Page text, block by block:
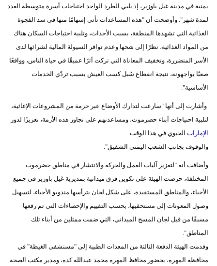
مدوَّنات
أبراج
فيديو
يمنية في مدينة غيل باوزير، إذ يلبي الطرد الواحد احتياجات أسرة متوسطة العدد
لمدة شهر". وأوضحت أن "هذه المساعدات تأتي إسهامًا منها في سد الفجوة
الغذائية التي تشهدها المنطقة، بسبب الأحداث، وتلبية احتياجات السكان هناك
من المواد الغذائية، نظرًا إلى شحها وعدم توافر السيولة المالية لشرائها لدى
الأسر المتضررة، وتخفيف المعاناة التي تركت أثرًا عميقًا في حياة الناس، وواقعًا
صعبًا يواجهونه، نتيجة انقطاع سُبل كسب العيش بسبب تردّي الخدمات
الأساسية".
وأشارت إلى أنها "سارعت لتدارك الأوضاع عبر حزمة من المشروعات الإغاثية،
لتلبية احتياجات أبناء حضرموت، ومساعدتهم على تجاوز هذه الأزمة، تعزيزًا لدور
الإمارات الحيوي في هذا الوقت
والوقوف بجانب الشعب اليمني الشقيق".
وأضافت أنه "لتعزيز آليات العمل والحركة والانتشار في مناطق حضرموت
المختلفة، حرصت الهيئة على تكوين فرق ميدانية بمديرية غيل باوزير في جميع
الأحياء، والمناطق المستفيدة، على شكل لجان يترأسها مندوبو الأحياء، لتسهيل
وصول المعونات إلى مستحقيها، بحسب التقييم والإحصاءات التي تم رفعها
مسبقًا من قبل لجان المسح الميداني، التي ضمت ممثلين من أبناء تلك
المناطق".
وقدمت الهيئة الدفعة الثالثة من المعدات الطبية إلى "مستشفى الغيظة" في
محافظة المهرة، بحضور محافظ المهرة محمد عبدالله كده، ومدير مكتب الصحة